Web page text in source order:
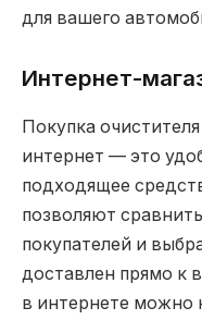
для вашего
Интернет-
Покупка
интернет — это
подходящее
позволяют
покупателей и
доставлен прямо к
в интернете можно